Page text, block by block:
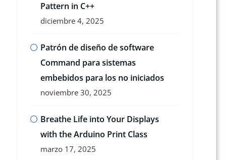
Pattern in C++
diciembre 4, 2025
Patrón de diseño de software
Command para sistemas
embebidos para los no iniciados
noviembre 30, 2025
Breathe Life into Your Displays
with the Arduino Print Class
marzo 17, 2025